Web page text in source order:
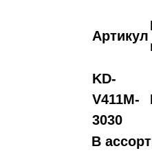
Артикул
KD-
V411M-
3030
В